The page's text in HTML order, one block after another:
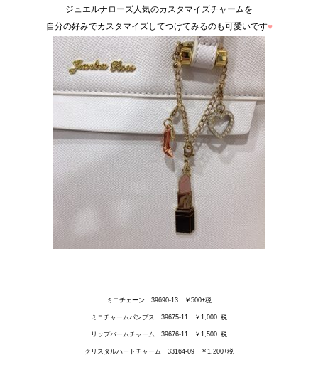
ジュエルナローズ人気のカスタマイズチャームを
自分の好みでカスタマイズしてつけてみるのも可愛いです♥
ミニチェーン 39690-13 ￥500+税
ミニチャームパンプス 39675-11 ￥1,000+税
リップバームチャーム 39676-11 ￥1,500+税
クリスタルハートチャーム 33164-09 ￥1,200+税